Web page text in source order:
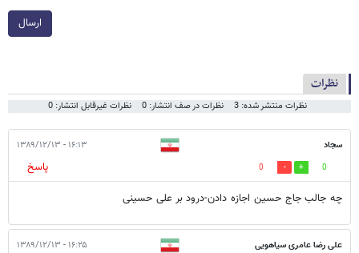
ارسال
نظرات
نظرات منتشر شده: 3 نظرات در صف انتشار: 0 نظرات غیرقابل انتشار: 0
سجاد ۱۶:۱۳ - ۱۳۸۹/۱۲/۱۳
0
0
پاسخ
چه جالب جاج حسین اجازه دادن-درود بر علی حسینی
علی رضا عامری سیاهویی ۱۶:۲۵ - ۱۳۸۹/۱۲/۱۳